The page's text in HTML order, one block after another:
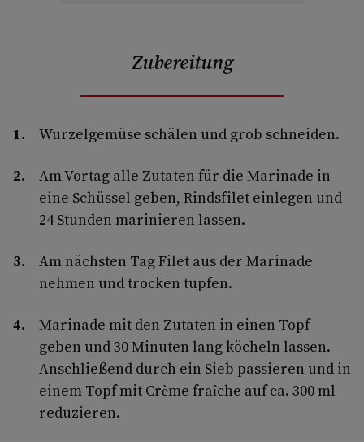
Zubereitung
Wurzelgemüse schälen und grob schneiden.
Am Vortag alle Zutaten für die Marinade in
eine Schüssel geben, Rindsfilet einlegen und
24 Stunden marinieren lassen.
Am nächsten Tag Filet aus der Marinade
nehmen und trocken tupfen.
Marinade mit den Zutaten in einen Topf
geben und 30 Minuten lang köcheln lassen.
Anschließend durch ein Sieb passieren und in
einem Topf mit Crème fraîche auf ca. 300 ml
reduzieren.